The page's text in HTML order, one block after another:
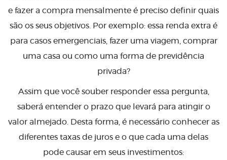
e fazer a compra mensalmente é preciso definir quais
são os seus objetivos. Por exemplo: essa renda extra é
para casos emergenciais, fazer uma viagem, comprar
uma casa ou como uma forma de previdência
privada?
Assim que você souber responder essa pergunta,
saberá entender o prazo que levará para atingir o
valor almejado. Desta forma, é necessário conhecer as
diferentes taxas de juros e o que cada uma delas
pode causar em seus investimentos: